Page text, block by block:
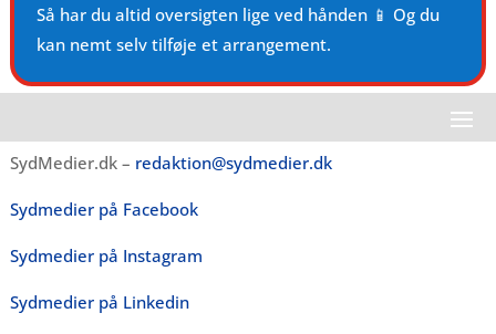
Så har du altid oversigten lige ved hånden 📱 Og du
kan nemt selv tilføje et arrangement.
SydMedier.dk – redaktion@sydmedier.dk
Sydmedier på Facebook
Sydmedier på Instagram
Sydmedier på Linkedin